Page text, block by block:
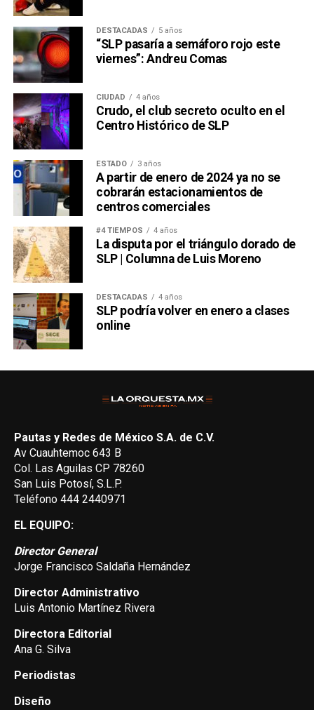
DESTACADAS 5 años
“SLP pasaría a semáforo rojo este
viernes”: Andreu Comas
CIUDAD 4 años
Crudo, el club secreto oculto en el
Centro Histórico de SLP
ESTADO 3 años
A partir de enero de 2024 ya no se
cobrarán estacionamientos de
centros comerciales
#4 TIEMPOS 4 años
La disputa por el triángulo dorado de
SLP | Columna de Luis Moreno
DESTACADAS 4 años
SLP podría volver en enero a clases
online
Pautas y Redes de México S.A. de C.V.
Av Cuauhtemoc 643 B
Col. Las Aguilas CP 78260
San Luis Potosí, S.L.P.
Teléfono 444 2440971
EL EQUIPO:
Director General
Jorge Francisco Saldaña Hernández
Director Administrativo
Luis Antonio Martínez Rivera
Directora Editorial
Ana G. Silva
Periodistas
Diseño